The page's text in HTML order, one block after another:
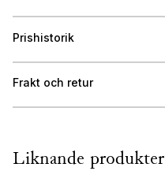
Prishistorik
Frakt och retur
Liknande produkter